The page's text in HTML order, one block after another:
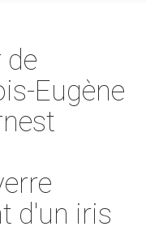
de
Eugène
d'un iris